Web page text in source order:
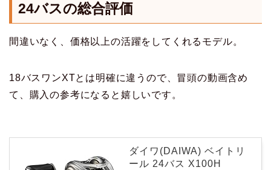
24バスの総合評価
間違いなく、価格以上の活躍をしてくれるモデル。
18バスワンXTとは明確に違うので、冒頭の動画含め
て、購入の参考になると嬉しいです。
ダイワ(DAIWA) ベイトリ
ール 24バス X100H